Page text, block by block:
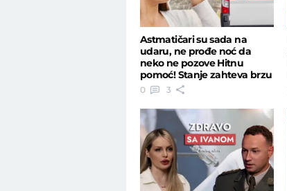
Astmatičari su sada na
udaru, ne prođe noć da
neko ne pozove Hitnu
pomoć! Stanje zahteva brzu
reakciju
0 3